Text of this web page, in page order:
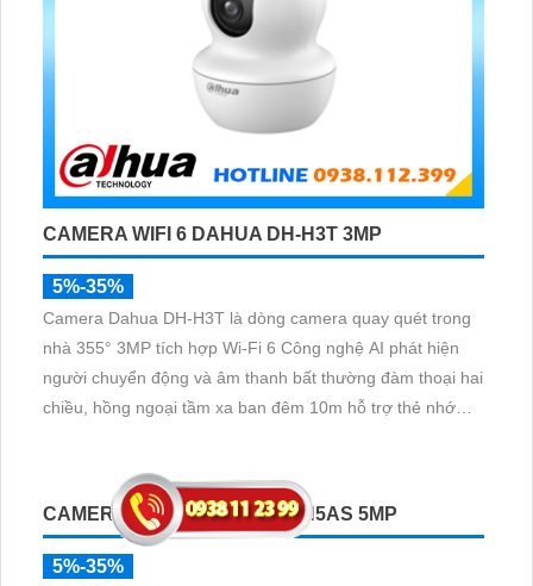
CAMERA WIFI 6 DAHUA DH-H3T 3MP
5%-35%
Camera Dahua DH-H3T là dòng camera quay quét trong
nhà 355° 3MP tích hợp Wi-Fi 6 Công nghệ AI phát hiện
người chuyển động và âm thanh bất thường đàm thoại hai
chiều, hồng ngoại tầm xa ban đêm 10m hỗ trợ thẻ nhớ